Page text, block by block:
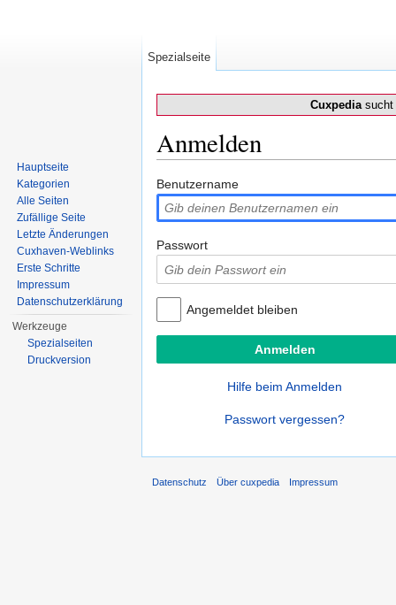
Cuxpediasucht
Anmelden
Benutzername
Passwort
Angemeldet bleiben
Hilfe beim Anmelden
Passwort vergessen?
Spezialseite
Hauptseite
Kategorien
Alle Seiten
Zufällige Seite
Letzte Änderungen
Cuxhaven-Weblinks
Erste Schritte
Impressum
Datenschutzerklärung
Werkzeuge
Spezialseiten
Druckversion
Datenschutz Über cuxpedia Impressum